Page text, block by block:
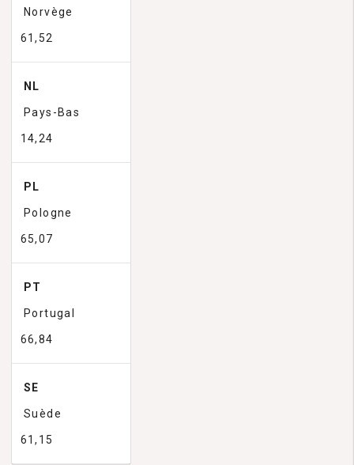
Norvège
61,52
NL
Pays-Bas
14,24
PL
Pologne
65,07
PT
Portugal
66,84
SE
Suède
61,15